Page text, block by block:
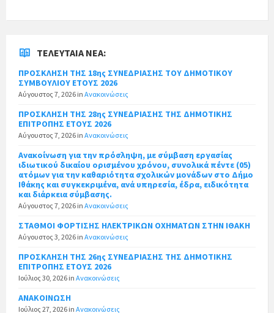
ΤΕΛΕΥΤΑΊΑ ΝΈΑ:
ΠΡΟΣΚΛΗΣΗ ΤΗΣ 18ης ΣΥΝΕΔΡΙΑΣΗΣ ΤΟΥ ΔΗΜΟΤΙΚΟΥ
ΣΥΜΒΟΥΛΙΟΥ ΕΤΟΥΣ 2026
Αύγουστος 7, 2026 in Ανακοινώσεις
ΠΡΟΣΚΛΗΣΗ ΤΗΣ 28ης ΣΥΝΕΔΡΙΑΣΗΣ ΤΗΣ ΔΗΜΟΤΙΚΗΣ
ΕΠΙΤΡΟΠΗΣ ΕΤΟΥΣ 2026
Αύγουστος 7, 2026 in Ανακοινώσεις
Ανακοίνωση για την πρόσληψη, με σύμβαση εργασίας
ιδιωτικού δικαίου ορισμένου χρόνου, συνολικά πέντε (05)
ατόμων για την καθαριότητα σχολικών μονάδων στο Δήμο
Ιθάκης και συγκεκριμένα, ανά υπηρεσία, έδρα, ειδικότητα
και διάρκεια σύμβασης.
Αύγουστος 7, 2026 in Ανακοινώσεις
ΣΤΑΘΜΟΙ ΦΟΡΤΙΣΗΣ ΗΛΕΚΤΡΙΚΩΝ ΟΧΗΜΑΤΩΝ ΣΤΗΝ ΙΘΑΚΗ
Αύγουστος 3, 2026 in Ανακοινώσεις
ΠΡΟΣΚΛΗΣΗ ΤΗΣ 26ης ΣΥΝΕΔΡΙΑΣΗΣ ΤΗΣ ΔΗΜΟΤΙΚΗΣ
ΕΠΙΤΡΟΠΗΣ ΕΤΟΥΣ 2026
Ιούλιος 30, 2026 in Ανακοινώσεις
ΑΝΑΚΟΙΝΩΣΗ
Ιούλιος 27, 2026 in Ανακοινώσεις